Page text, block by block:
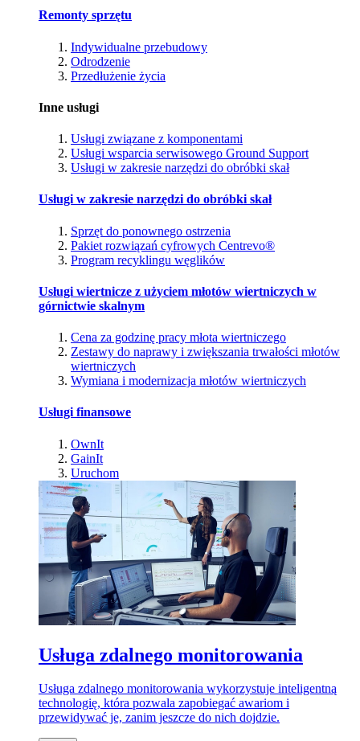
Remonty sprzętu
Indywidualne przebudowy
Odrodzenie
Przedłużenie życia
Inne usługi
Usługi związane z komponentami
Usługi wsparcia serwisowego Ground Support
Usługi w zakresie narzędzi do obróbki skał
Usługi w zakresie narzędzi do obróbki skał
Sprzęt do ponownego ostrzenia
Pakiet rozwiązań cyfrowych Centrevo®
Program recyklingu węglików
Usługi wiertnicze z użyciem młotów wiertniczych w
górnictwie skalnym
Cena za godzinę pracy młota wiertniczego
Zestawy do naprawy i zwiększania trwałości młotów
wiertniczych
Wymiana i modernizacja młotów wiertniczych
Usługi finansowe
OwnIt
GainIt
Uruchom
Usługa zdalnego monitorowania
Usługa zdalnego monitorowania wykorzystuje inteligentną
technologię, która pozwala zapobiegać awariom i
przewidywać je, zanim jeszcze do nich dojdzie.